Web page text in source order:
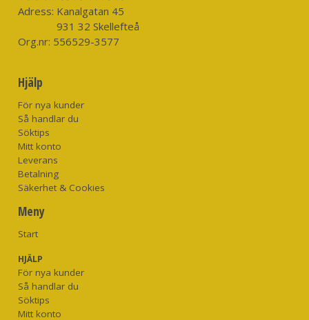
Adress: Kanalgatan 45
931 32 Skellefteå
Org.nr: 556529-3577
Hjälp
För nya kunder
Så handlar du
Söktips
Mitt konto
Leverans
Betalning
Säkerhet & Cookies
Meny
Start
HJÄLP
För nya kunder
Så handlar du
Söktips
Mitt konto